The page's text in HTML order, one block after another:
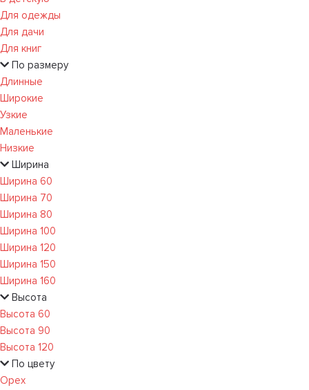
Для одежды
Для дачи
Для книг
По размеру
Длинные
Широкие
Узкие
Маленькие
Низкие
Ширина
Ширина 60
Ширина 70
Ширина 80
Ширина 100
Ширина 120
Ширина 150
Ширина 160
Высота
Высота 60
Высота 90
Высота 120
По цвету
Орех